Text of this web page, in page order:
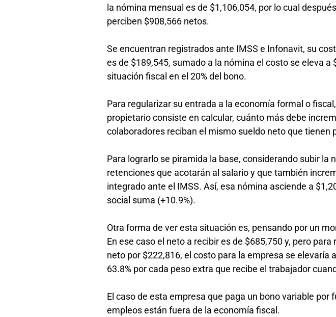
la nómina mensual es de $1,106,054, por lo cual
perciben $908,566 netos.
Se encuentran registrados ante IMSS e Infonavit, su
es de $189,545, sumado a la nómina el costo se eleva a
situación fiscal en el 20% del bono.
Para regularizar su entrada a la economía formal o
propietario consiste en calcular, cuánto más debe
colaboradores reciban el mismo sueldo neto que tienen
Para lograrlo se piramida la base, considerando subir la
retenciones que acotarán al salario y que también
integrado ante el IMSS. Así, esa nómina asciende a
social suma (+10.9%).
Otra forma de ver esta situación es, pensando por un
En ese caso el neto a recibir es de $685,750 y, pero
neto por $222,816, el costo para la empresa se elevaría
63.8% por cada peso extra que recibe el trabajador
El caso de esta empresa que paga un bono variable por
empleos están fuera de la economía fiscal.